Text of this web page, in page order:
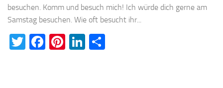
besuchen. Komm und besuch mich! Ich würde dich gerne am
Samstag besuchen. Wie oft besucht ihr...
Twitter
Facebook
Pinterest
LinkedIn